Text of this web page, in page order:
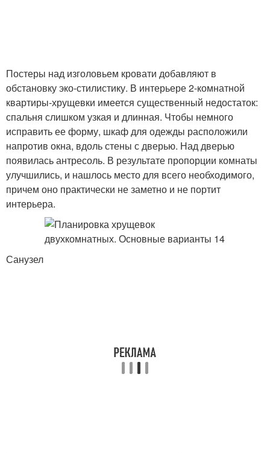
Постеры над изголовьем кровати добавляют в
обстановку эко-стилистику. В интерьере 2-комнатной
квартиры-хрущевки имеется существенный недостаток:
спальня слишком узкая и длинная. Чтобы немного
исправить ее форму, шкаф для одежды расположили
напротив окна, вдоль стены с дверью. Над дверью
появилась антресоль. В результате пропорции комнаты
улучшились, и нашлось место для всего необходимого,
причем оно практически не заметно и не портит
интерьера.
Санузел